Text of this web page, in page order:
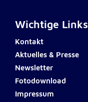
Wichtige Links
Kontakt
Aktuelles & Presse
Newsletter
Fotodownload
Impressum